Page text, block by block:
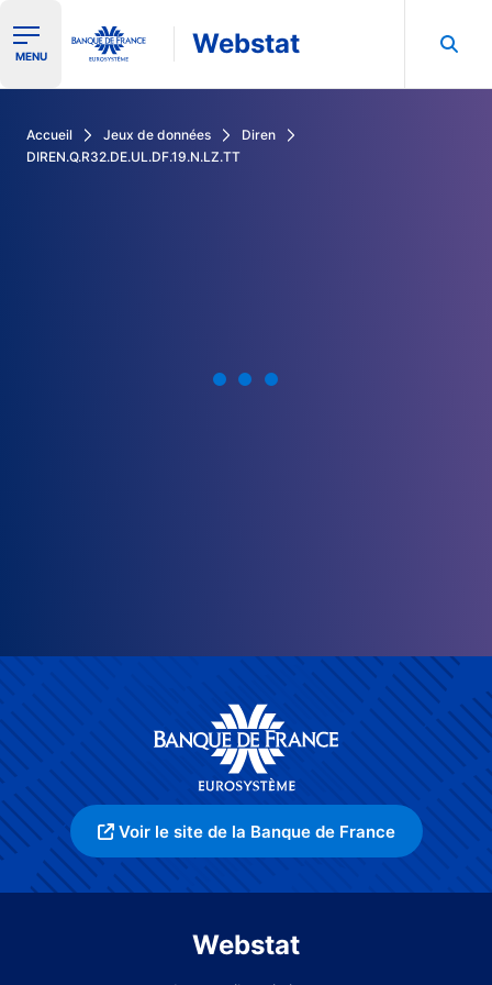
Ouvrir le menu de navigation
MENU Webstat
Accueil Jeux de données
Diren
DIREN.Q.R32.DE.UL.DF.19.N.LZ.TT
Voir le site de la Banque de France
Webstat